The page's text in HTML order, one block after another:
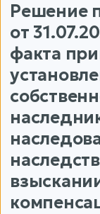
Решение
от
факта